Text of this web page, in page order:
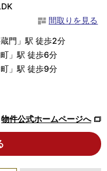
間取りを見る
門」駅 徒歩2分
」駅 徒歩6分
」駅 徒歩9分
物件公式ホームページへ